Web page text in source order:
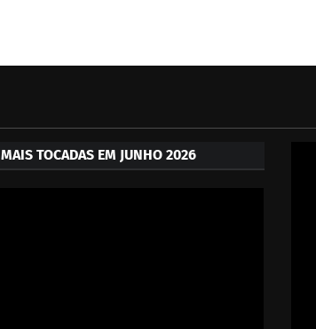
MAIS TOCADAS EM JUNHO 2026